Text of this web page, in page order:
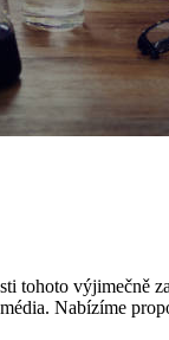
tohoto
Nabízíme